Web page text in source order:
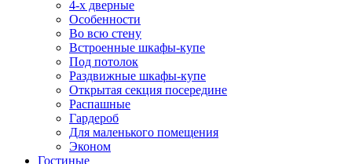
4-х дверные
Особенности
Во всю стену
Встроенные шкафы-купе
Под потолок
Раздвижные шкафы-купе
Открытая секция посередине
Распашные
Гардероб
Для маленького помещения
Эконом
Гостиные